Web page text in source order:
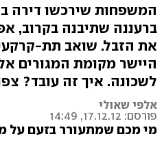
המשפחות שירכשו דירה
ברעננה שתיבנה בקרוב,
את הזבל. שואב תת-
היישר מקומת המגורים
לשכונה. איך זה עובד?
אלפי שאולי
פורסם: 17.12.12, 14:49
מי מכם שמתעורר בזעם על